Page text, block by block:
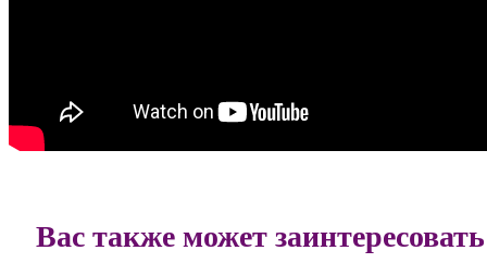
Вас также может заинтересовать